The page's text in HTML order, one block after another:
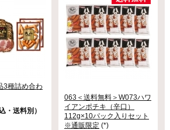
3種詰め合わ
・送料別）
063＜送料無料＞W073ハワ
イアンポチキ（辛口）
112g×10パック入りセット
※通販限定 (*)